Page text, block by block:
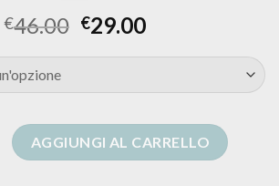
€46.00 €29.00
donna quantità
AGGIUNGI AL CARRELLO